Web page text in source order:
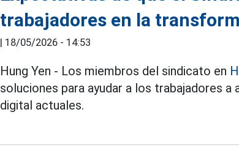
trabajadores en la
| 18/05/2026 - 14:53
Hung Yen - Los miembros del sindicato en
soluciones para ayudar a los trabajadores
digital actuales.